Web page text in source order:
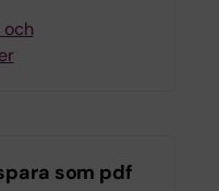
som pdf